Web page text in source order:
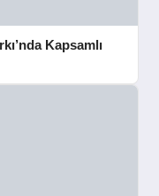
Kapsamlı